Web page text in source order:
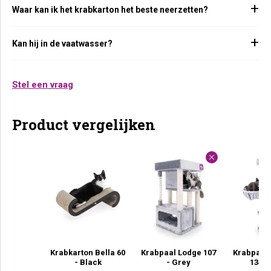
Waar kan ik het krabkarton het beste neerzetten?
Kan hij in de vaatwasser?
Stel een vraag
Product vergelijken
Krabkarton Bella 60
- Black
Krabpaal Lodge 107
- Grey
Krabpaal
134 -